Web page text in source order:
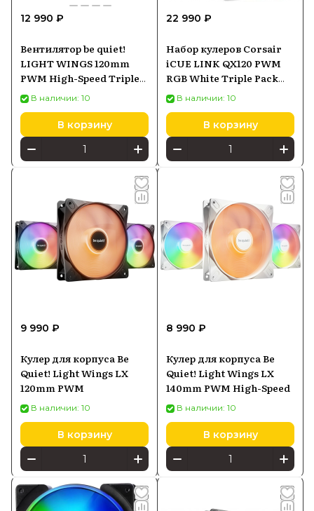
12 990 ₽
Вентилятор be quiet!
LIGHT WINGS 120mm
PWM High-Speed Triple
PackВ наличии: 10
В корзину
22 990 ₽
Набор кулеров Corsair
iCUE LINK QX120 PWM
RGB White Triple Pack
3x120mm
В наличии: 10
В корзину
9 990 ₽
Кулер для корпуса Be
Quiet! Light Wings LX
120mm PWM
В наличии: 10
В корзину
8 990 ₽
Кулер для корпуса Be
Quiet! Light Wings LX
140mm PWM High-Speed
В наличии: 10
В корзину